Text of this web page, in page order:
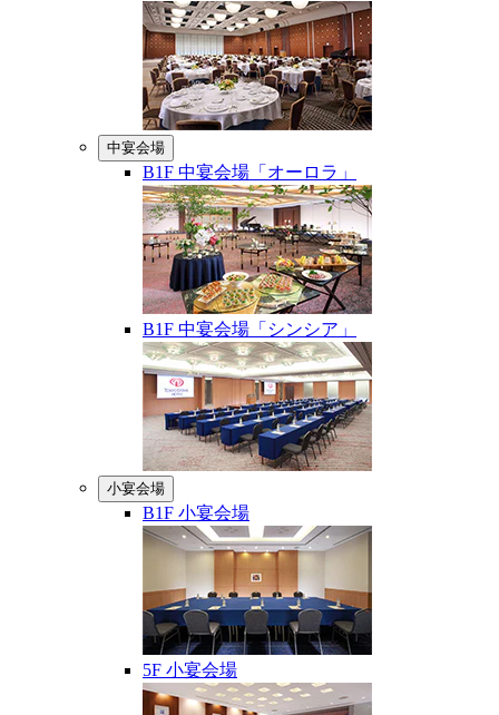
中宴会場
B1F 中宴会場「オーロラ」
B1F 中宴会場「シンシア」
小宴会場
B1F 小宴会場
5F 小宴会場